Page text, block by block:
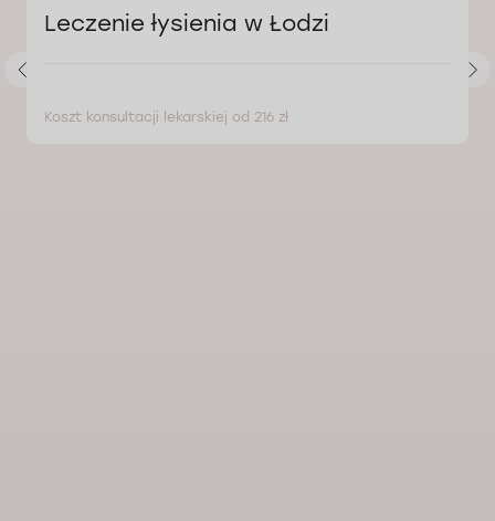
Leczenie łysienia w Łodzi
Koszt konsultacji lekarskiej od 216 zł